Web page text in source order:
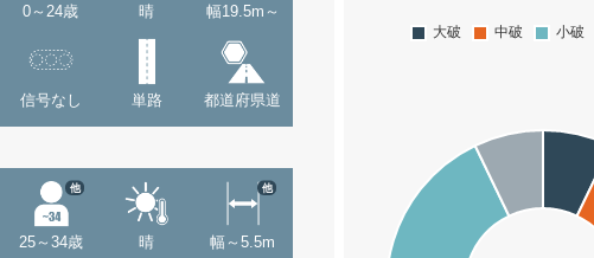
0～24歳 晴 幅19.5m～
信号なし 単路 都道府県道
25～34歳
他
晴 幅～5.5m
他